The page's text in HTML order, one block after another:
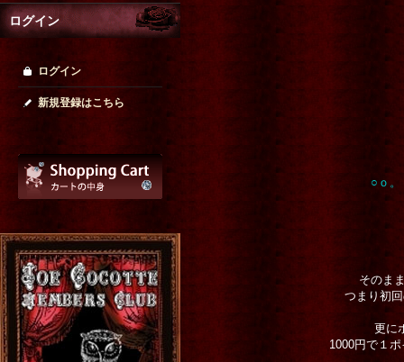
ログイン
ログイン
新規登録はこちら
○ｏ
そのま
つまり初
更に
1000円で１